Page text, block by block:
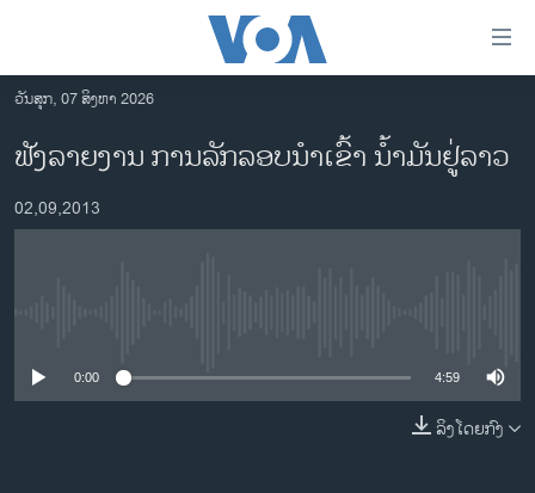
ເຂົ້າ
ຫາ
ຂ້າມ
ຂ້າມ
ຂ້າມ
ລາວ
ອາເມຣິກາ
ເອເຊຍ
ວັນສຸກ, 07 ສິງຫາ 2026
ຟັງລາຍງານ ການລັກລອບນໍາເຂົ້າ ນໍ້າມັນຢູ່ລາວ
02,09,2013
0:00 4:59
ລິງໂດຍກົງ